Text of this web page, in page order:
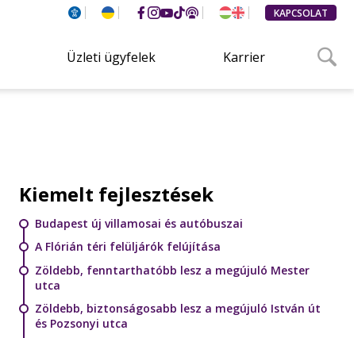
KAPCSOLAT
Üzleti ügyfelek Karrier
Kiemelt fejlesztések
Budapest új villamosai és autóbuszai
A Flórián téri felüljárók felújítása
Zöldebb, fenntarthatóbb lesz a megújuló Mester
utca
Zöldebb, biztonságosabb lesz a megújuló István út
és Pozsonyi utca